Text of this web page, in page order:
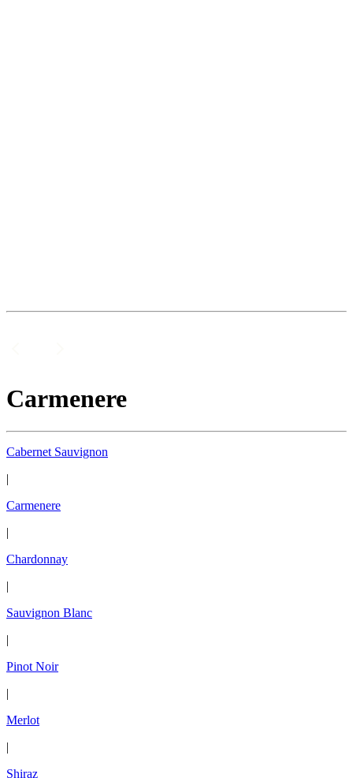
Carmenere
Cabernet Sauvignon
|
Carmenere
|
Chardonnay
|
Sauvignon Blanc
|
Pinot Noir
|
Merlot
|
Shiraz